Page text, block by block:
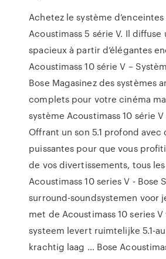
Achetez le système
Acoustimass 5 série V. Il diffuse
spacieux à partir d’élégantes
Acoustimass 10 série V –
Bose Magasinez des systèmes
complets pour votre cinéma
système Acoustimass 10 série V
Offrant un son 5.1 profond avec
puissantes pour que vous
de vos divertissements, tous
Acoustimass 10 series V - Bose
surround-soundsystemen voor
met de Acoustimass 10 series V
systeem levert ruimtelijke 5.1-
krachtig laag … Bose